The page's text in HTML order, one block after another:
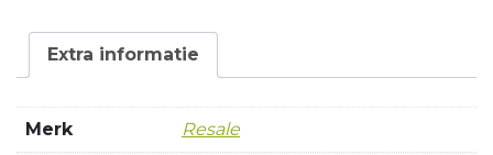
Extra informatie
Merk Resale